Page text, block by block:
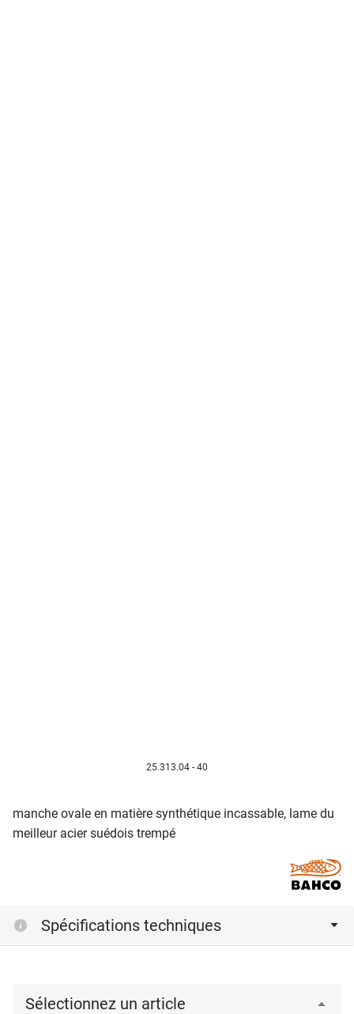
25.313.04 - 40
manche ovale en matière synthétique incassable, lame du
meilleur acier suédois trempé
Spécifications techniques
Sélectionnez un article